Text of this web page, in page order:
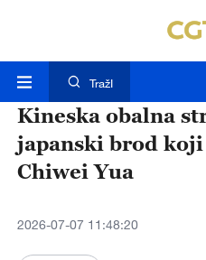
TražI
Kineska obalna
japanski brod koji
Chiwei Yua
2026-07-07 11:48:20